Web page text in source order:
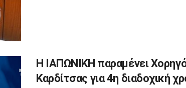
Η ΙΑΠΩΝΙΚΗ παραμένει
Καρδίτσας για 4η διαδοχική